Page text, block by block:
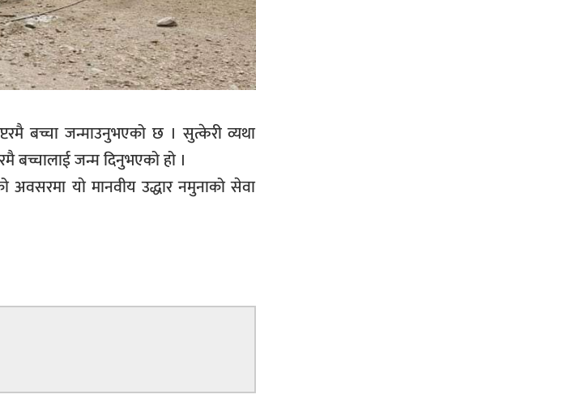
बच्चा जन्माउनुभएको छ । सुत्केरी व्यथा
बच्चालाई जन्म दिनुभएको हो ।
याे मानवीय उद्धार नमुनाको सेवा